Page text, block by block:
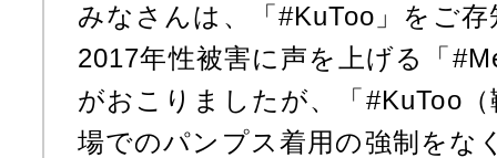
みなさんは、「#KuToo」をご
2017年性被害に声を上げる「
がおこりましたが、「#KuToo
場でのパンプス着用の強制をな